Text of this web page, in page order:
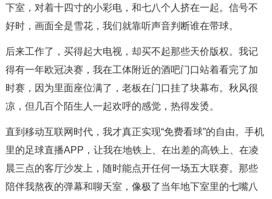
下室，对着十四寸的小彩电，和七八个人挤在一起。信号不
好时，画面全是雪花，我们就靠听声音判断谁在带球。
后来工作了，买得起大电视，却买不起那些天价版权。我记
得有一年欧冠决赛，我在工体附近的酒吧门口站着看完了加
时赛，因为里面座位满了，老板在门口挂了块幕布。秋风很
凉，但几百个陌生人一起欢呼的感觉，热得发烫。
直到移动互联网时代，我才真正实现“免费看球”的自由。手机
里的足球直播APP，让我在地铁上、在出差的高铁上、在凌
晨三点的客厅沙发上，随时能点开任何一场五大联赛。那些
陪伴我熬夜的弹幕和聊天室，像极了当年地下室里的七嘴八